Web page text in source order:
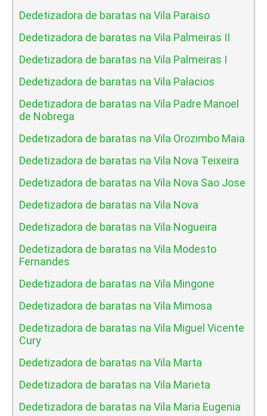
Dedetizadora de baratas na Vila Paraiso
Dedetizadora de baratas na Vila Palmeiras II
Dedetizadora de baratas na Vila Palmeiras I
Dedetizadora de baratas na Vila Palacios
Dedetizadora de baratas na Vila Padre Manoel
de Nobrega
Dedetizadora de baratas na Vila Orozimbo Maia
Dedetizadora de baratas na Vila Nova Teixeira
Dedetizadora de baratas na Vila Nova Sao Jose
Dedetizadora de baratas na Vila Nova
Dedetizadora de baratas na Vila Nogueira
Dedetizadora de baratas na Vila Modesto
Fernandes
Dedetizadora de baratas na Vila Mingone
Dedetizadora de baratas na Vila Mimosa
Dedetizadora de baratas na Vila Miguel Vicente
Cury
Dedetizadora de baratas na Vila Marta
Dedetizadora de baratas na Vila Marieta
Dedetizadora de baratas na Vila Maria Eugenia